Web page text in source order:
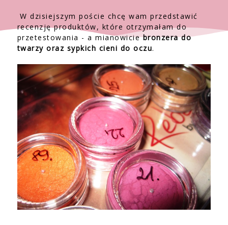
W dzisiejszym poście chcę wam przedstawić
recenzję produktów, które otrzymałam do
przetestowania - a mianowiciebronzera do
twarzy oraz sypkich cieni do oczu.